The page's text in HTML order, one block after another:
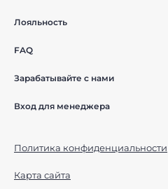
Лояльность
FAQ
Зарабатывайте с нами
Вход для менеджера
Политика конфиденциальности
Карта сайта